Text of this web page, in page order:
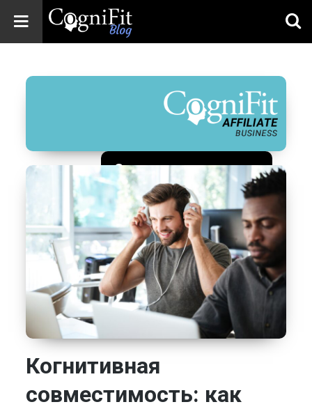
Blog: Brain
Wellness
Зарегистрироваться
Когнитивная
совместимость: как